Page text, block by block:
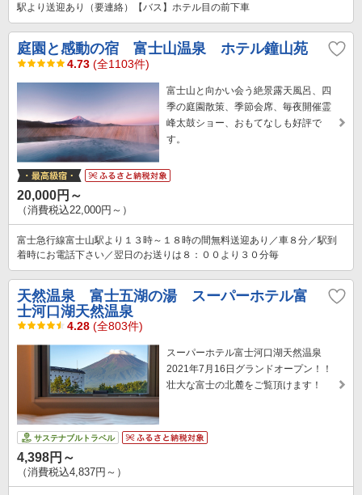
駅より送迎あり（要連絡）【バス】ホテル目の前下車
庭園と感動の宿 富士山温泉 ホテル鐘山苑
4.73 (全1103件)
富士山と向かい会う絶景露天風呂、四
季の庭園散策、季節会席、毎夜開催霊
峰太鼓ショー、おもてなしも好評で
す。
20,000円～
（消費税込22,000円～）
富士急行線富士山駅より１３時～１８時の間無料送迎あり／車８分／駅到
着時にお電話下さい／翌日のお送りは８：００より３０分毎
天然温泉 富士五湖の湯 スーパーホテル富
士河口湖天然温泉
4.28 (全803件)
スーパーホテル富士河口湖天然温泉
2021年7月16日グランドオープン！！
壮大な富士の北麓をご覧頂けます！
サステナブルトラベル
4,398円～
（消費税込4,837円～）